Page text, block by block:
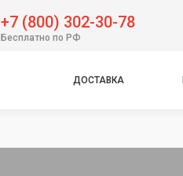
+7 (800) 302-30-78
Бесплатно по РФ
ДОСТАВКА